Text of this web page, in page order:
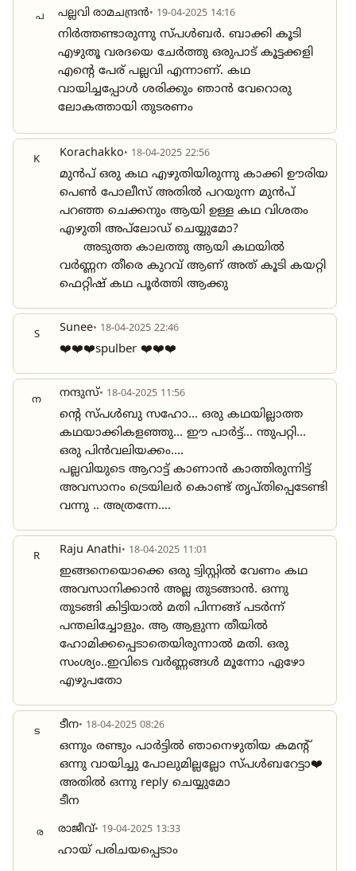
പ പല്ലവി രാമചന്ദ്രൻ• 19-04-2025 14:16
നിർത്തണ്ടാരുന്നു സ്പൾബർ. ബാക്കി കൂടി
എഴുതൂ വരദയെ ചേർത്തു ഒരുപാട് കൂട്ടക്കളി
എന്റെ പേര് പല്ലവി എന്നാണ്. കഥ
വായിച്ചപ്പോൾ ശരിക്കും ഞാൻ വേറൊരു
ലോകത്തായി തുടരണം
K Korachakko• 18-04-2025 22:56
മുൻപ് ഒരു കഥ എഴുതിയിരുന്നു കാക്കി ഊരിയ
പെൺ പോലീസ് അതിൽ പറയുന്ന മുൻപ്
പറഞ്ഞ ചെക്കനും ആയി ഉള്ള കഥ വിശതം
എഴുതി അപ്‌ലോഡ് ചെയ്യുമോ?
അടുത്ത കാലത്തു ആയി കഥയിൽ
വർണ്ണന തീരെ കുറവ് ആണ് അത് കൂടി കയറ്റി
ഫെറ്റിഷ് കഥ പൂർത്തി ആക്കു
S Sunee• 18-04-2025 22:46
❤️❤️❤️spulber ❤️❤️❤️
ന നന്ദുസ്• 18-04-2025 11:56
ൻ്റെ സ്പൾബു സഹോ... ഒരു കഥയില്ലാത്ത
കഥയാക്കികളഞ്ഞു... ഈ പാർട്ട്... ന്തുപറ്റി...
ഒരു പിൻവലിയക്കം....
പല്ലവിയുടെ ആറാട്ട് കാണാൻ കാത്തിരുന്നിട്ട്
അവസാനം ട്രെയിലർ കൊണ്ട് തൃപ്തിപ്പെടേണ്ടി
വന്നു .. അത്രന്നേ....
R Raju Anathi• 18-04-2025 11:01
ഇങ്ങനെയൊക്കെ ഒരു ട്വിസ്റ്റിൽ വേണം കഥ
അവസാനിക്കാൻ അല്ല തുടങ്ങാൻ. ഒന്നു
തുടങ്ങി കിട്ടിയാൽ മതി പിന്നങ്ങ് പടർന്ന്
പന്തലിച്ചോളും. ആ ആളുന്ന തീയിൽ
ഹോമിക്കപ്പെടാതെയിരുന്നാൽ മതി. ഒരു
സംശ്യം..ഇവിടെ വർണ്ണങ്ങൾ മൂന്നോ ഏഴോ
എഴുപതോ
ട ടീന• 18-04-2025 08:26
ഒന്നും രണ്ടും പാർട്ടിൽ ഞാനെഴുതിയ കമൻ്റ്
ഒന്നു വായിച്ചു പോലുമില്ലല്ലോ സ്പൾബറേട്ടാ❤️
അതിൽ ഒന്നു reply ചെയ്യുമോ
ടീന
ര രാജീവ്• 19-04-2025 13:33
ഹായ് പരിചയപ്പെടാം